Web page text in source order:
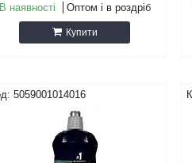
В наявності Оптом і в роздріб
Купити
5059001014016